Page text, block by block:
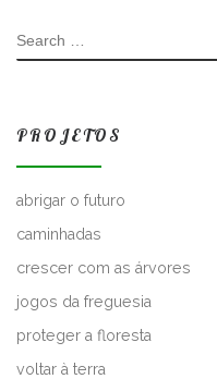
SEARCH
PROJETOS
abrigar o futuro
caminhadas
crescer com as árvores
jogos da freguesia
proteger a floresta
voltar à terra